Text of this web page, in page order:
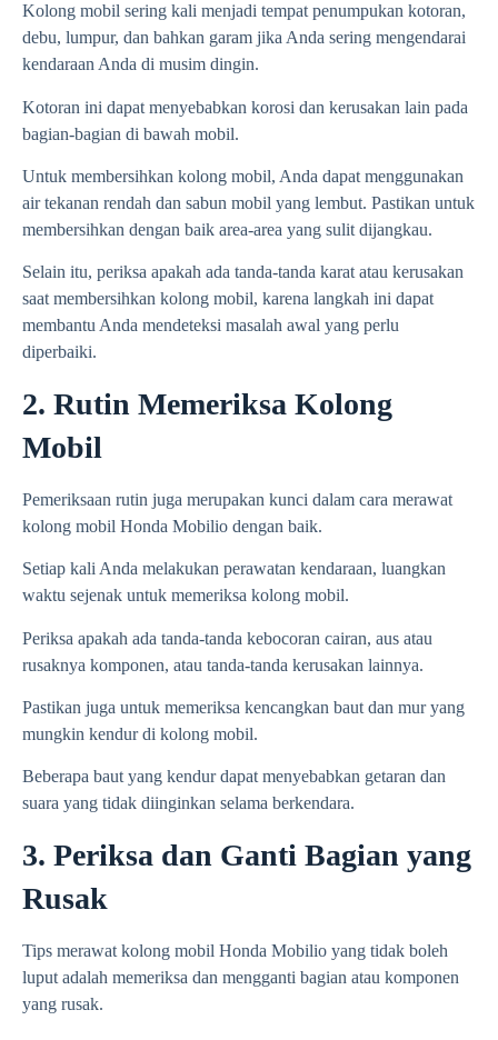
Kolong mobil sering kali menjadi tempat penumpukan kotoran,
debu, lumpur, dan bahkan garam jika Anda sering mengendarai
kendaraan Anda di musim dingin.
Kotoran ini dapat menyebabkan korosi dan kerusakan lain pada
bagian-bagian di bawah mobil.
Untuk membersihkan kolong mobil, Anda dapat menggunakan
air tekanan rendah dan sabun mobil yang lembut. Pastikan untuk
membersihkan dengan baik area-area yang sulit dijangkau.
Selain itu, periksa apakah ada tanda-tanda karat atau kerusakan
saat membersihkan kolong mobil, karena langkah ini dapat
membantu Anda mendeteksi masalah awal yang perlu
diperbaiki.
2. Rutin Memeriksa Kolong
Mobil
Pemeriksaan rutin juga merupakan kunci dalam cara merawat
kolong mobil Honda Mobilio dengan baik.
Setiap kali Anda melakukan perawatan kendaraan, luangkan
waktu sejenak untuk memeriksa kolong mobil.
Periksa apakah ada tanda-tanda kebocoran cairan, aus atau
rusaknya komponen, atau tanda-tanda kerusakan lainnya.
Pastikan juga untuk memeriksa kencangkan baut dan mur yang
mungkin kendur di kolong mobil.
Beberapa baut yang kendur dapat menyebabkan getaran dan
suara yang tidak diinginkan selama berkendara.
3. Periksa dan Ganti Bagian yang
Rusak
Tips merawat kolong mobil Honda Mobilio yang tidak boleh
luput adalah memeriksa dan mengganti bagian atau komponen
yang rusak.